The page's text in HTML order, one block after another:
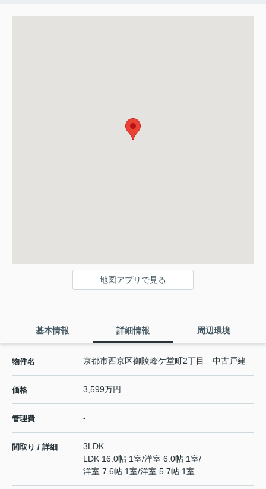
地図アプリで見る
基本情報 詳細情報 周辺環境
物件名 京都市西京区御陵峰ケ堂町2丁目 中古戸建
価格 3,599万円
管理費 -
間取り / 詳細
3LDK
LDK 16.0帖 1室/洋室 6.0帖 1室/
洋室 7.6帖 1室/洋室 5.7帖 1室